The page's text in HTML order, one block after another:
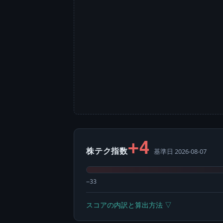
株テク指数+4 基準日 2026-08-07
−33
スコアの内訳と算出方法 ▽